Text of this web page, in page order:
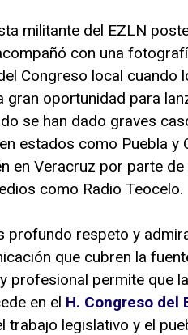
militante del EZLN
con una
Congreso local cuando
gran oportunidad para
se han dado graves
estados como Puebla y
en Veracruz por parte
como Radio Teocelo.
profundo respeto y
que cubren la
profesional permite que
en el H. Congreso del
trabajo legislativo y el